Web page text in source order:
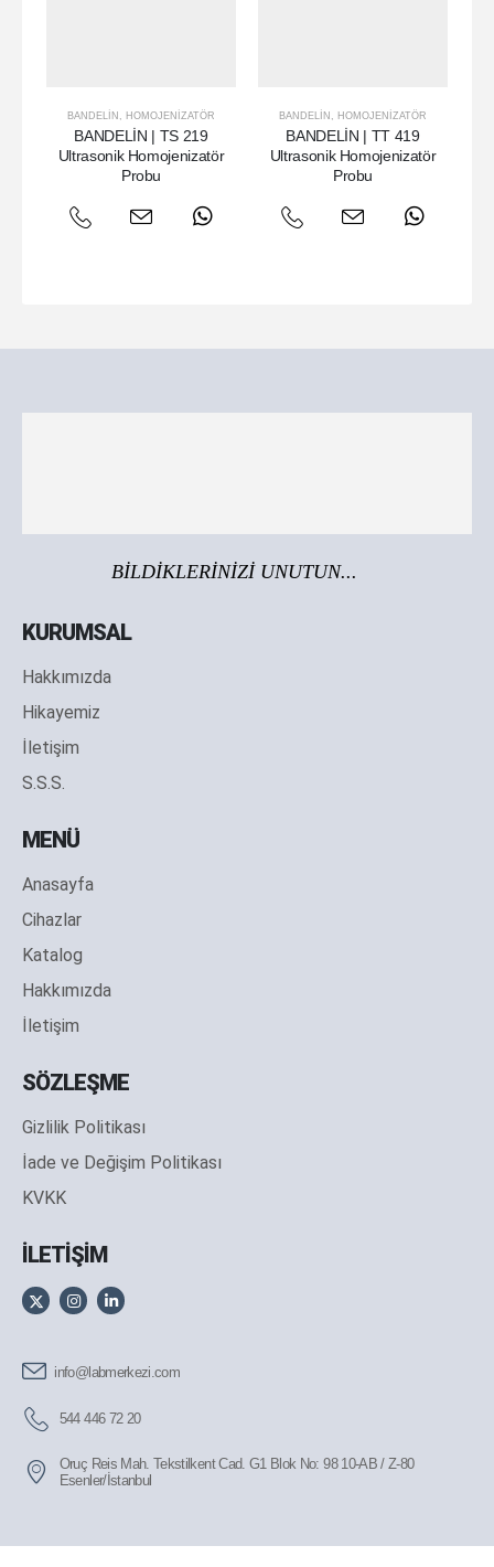
BANDELIN HOMOJENIZATÖR
BANDELİN | TS 219
Ultrasonik Homojenizatör
Probu
BANDELIN HOMOJENIZATÖR
BANDELİN | TT 419
Ultrasonik Homojenizatör
Probu
BİLDİKLERİNİZİ UNUTUN...
KURUMSAL
Hakkımızda
Hikayemiz
İletişim
S.S.S.
MENÜ
Anasayfa
Cihazlar
Katalog
Hakkımızda
İletişim
SÖZLEŞME
Gizlilik Politikası
İade ve Değişim Politikası
KVKK
İLETİŞİM
info@labmerkezi.com
544 446 72 20
Oruç Reis Mah. Tekstilkent Cad. G1 Blok No: 98 10-AB / Z-80
Esenler/İstanbul